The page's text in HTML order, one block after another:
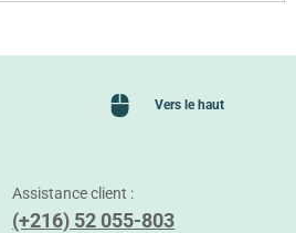
Vers le haut
Assistance client :
(+216) 52 055-803